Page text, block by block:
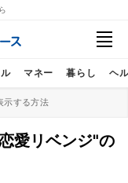
マネー 暮らし ヘ
示する方法
愛リベンジ"の